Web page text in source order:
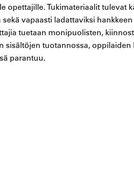
opettajille. Tukimateriaalit tulevat
vapaasti ladattaviksi
tuetaan monipuolisten,
sisältöjen tuotannossa, oppilaiden
parantuu.